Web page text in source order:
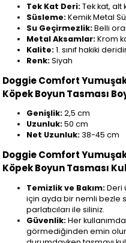
Tek Kat Deri:Tek kat, alt
Süsleme:Kemik Metal
Su Geçirmezlik:Belli
Metal Aksamlar:Krom
Kalite:1. sınıf hakiki
Renk:Siyah
Doggie Comfort
Köpek Boyun Tasması
Genişlik:2,5 cm
Uzunluk:50 cm
Net Uzunluk: 38-45 cm
Doggie Comfort
Köpek Boyun Tasması
Temizlik ve Bakım:Deri
için ayda bir nemli bezle
parlatıcıları ile siliniz.
Güvenlik:Her
görmediğinden emin